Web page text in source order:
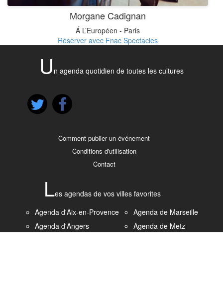
Morgane Cadignan
Á L’Européen - Paris
Réserver avec Fnac Spectacles
U n agenda quotidien de toutes les cultures
Comment publier un événement
Conditions d'utilisation
Contact
Les agendas de vos villes favorites
Agenda d'Aix-en-Provence
Agenda d'Angers
Agenda de Marseille
Agenda de Metz